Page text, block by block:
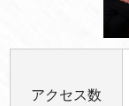
アクセス数